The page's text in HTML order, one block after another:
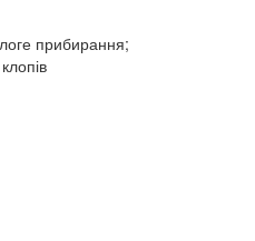
прибирання;